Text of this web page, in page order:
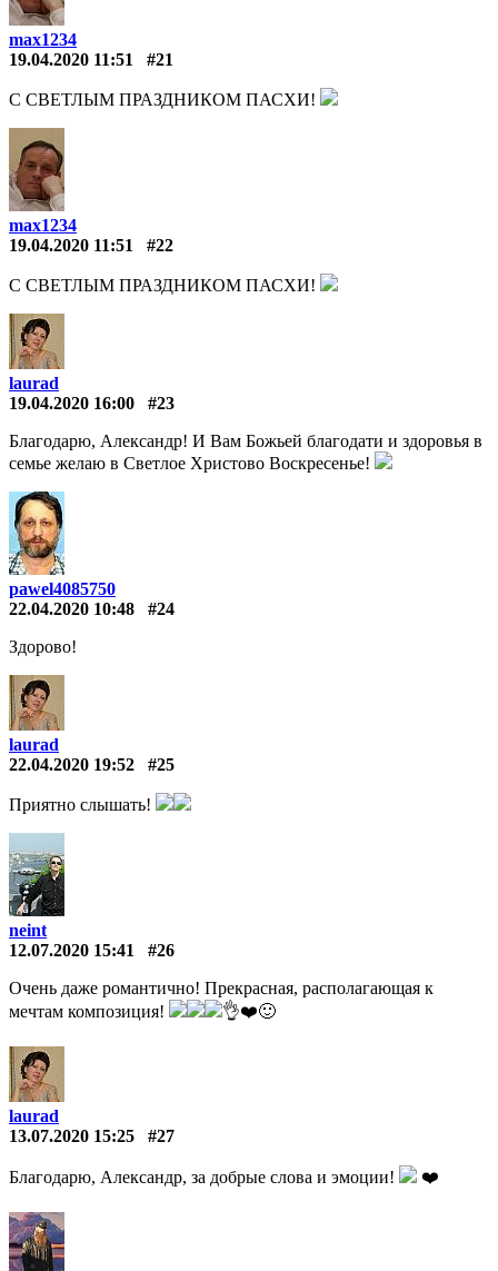
max1234
19.04.2020 11:51
#21
С СВЕТЛЫМ ПРАЗДНИКОМ ПАСХИ!
max1234
19.04.2020 11:51
#22
С СВЕТЛЫМ ПРАЗДНИКОМ ПАСХИ!
laurad
19.04.2020 16:00
#23
Благодарю, Александр! И Вам Божьей благодати и здоровья в
семье желаю в Светлое Христово Воскресенье!
pawel4085750
22.04.2020 10:48
#24
Здорово!
laurad
22.04.2020 19:52
#25
Приятно слышать!
neint
12.07.2020 15:41
#26
Очень даже романтично! Прекрасная, располагающая к
мечтам композиция!
👌❤️️🙂
laurad
13.07.2020 15:25
#27
Благодарю, Александр, за добрые слова и эмоции! ❤️️